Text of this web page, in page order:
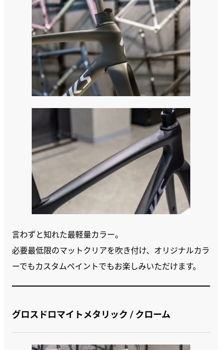
言わずと知れた最軽量カラー。
必要最低限のマットクリアを吹き付け、オリジナルカラ
ーでもカスタムペイントでもお楽しみいただけます。
グロスドロマイトメタリック / クローム